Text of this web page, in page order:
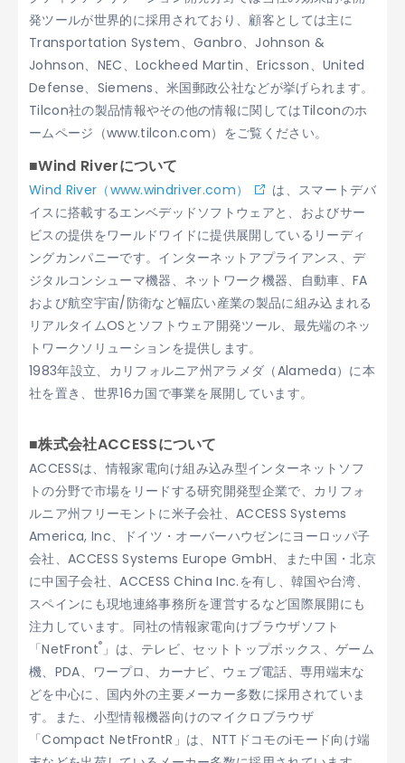
発ツールが世界的に採用されており、顧客としては主に
Transportation System、Ganbro、Johnson &
Johnson、NEC、Lockheed Martin、Ericsson、United
Defense、Siemens、米国郵政公社などが挙げられます。
Tilcon社の製品情報やその他の情報に関してはTilconのホ
ームページ（www.tilcon.com）をご覧ください。
■Wind Riverについて
Wind River（www.windriver.com）
は、スマートデバ
イスに搭載するエンベデッドソフトウェアと、およびサー
ビスの提供をワールドワイドに提供展開しているリーディ
ングカンパニーです。インターネットアプライアンス、デ
ジタルコンシューマ機器、ネットワーク機器、自動車、FA
および航空宇宙/防衛など幅広い産業の製品に組み込まれる
リアルタイムOSとソフトウェア開発ツール、最先端のネッ
トワークソリューションを提供します。
1983年設立、カリフォルニア州アラメダ（Alameda）に本
社を置き、世界16カ国で事業を展開しています。
■株式会社ACCESSについて
ACCESSは、情報家電向け組み込み型インターネットソフ
トの分野で市場をリードする研究開発型企業で、カリフォ
ルニア州フリーモントに米子会社、ACCESS Systems
America, Inc、ドイツ・オーバーハウゼンにヨーロッパ子
会社、ACCESS Systems Europe GmbH、また中国・北京
に中国子会社、ACCESS China Inc.を有し、韓国や台湾、
スペインにも現地連絡事務所を運営するなど国際展開にも
注力しています。同社の情報家電向けブラウザソフト
「NetFront®」は、テレビ、セットトップボックス、ゲーム
機、PDA、ワープロ、カーナビ、ウェブ電話、専用端末な
どを中心に、国内外の主要メーカー多数に採用されていま
す。また、小型情報機器向けのマイクロブラウザ
「Compact NetFrontR」は、NTTドコモのiモード向け端